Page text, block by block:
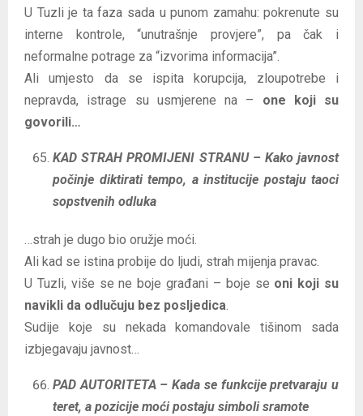
U Tuzli je ta faza sada u punom zamahu: pokrenute su
interne kontrole, “unutrašnje provjere”, pa čak i
neformalne potrage za “izvorima informacija”.
Ali umjesto da se ispita korupcija, zloupotrebe i
nepravda, istrage su usmjerene na – one koji su
govorili…
KAD STRAH PROMIJENI STRANU – Kako javnost
počinje diktirati tempo, a institucije postaju taoci
sopstvenih odluka
…strah je dugo bio oružje moći.
Ali kad se istina probije do ljudi, strah mijenja pravac.
U Tuzli, više se ne boje građani – boje se oni koji su
navikli da odlučuju bez posljedica.
Sudije koje su nekada komandovale tišinom sada
izbjegavaju javnost…
PAD AUTORITETA – Kada se funkcije pretvaraju u
teret, a pozicije moći postaju simboli sramote